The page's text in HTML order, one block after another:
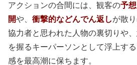
アクションの合間には、観客の予
開や、 衝撃的などんでん返しが散
協力者と思われた人物の裏切りや
を握るキーパーソンとして浮上す
感を最高潮に保ちます。